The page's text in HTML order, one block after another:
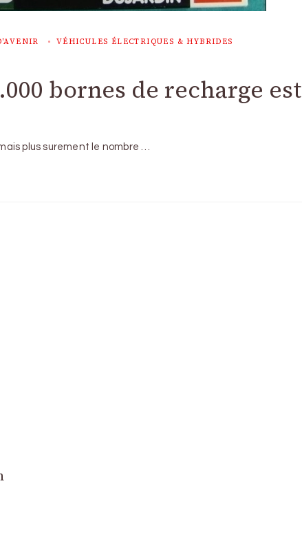
VÉHICULES ÉLECTRIQUES & HYBRIDES
bornes de recharge est
plus surement le nombre …